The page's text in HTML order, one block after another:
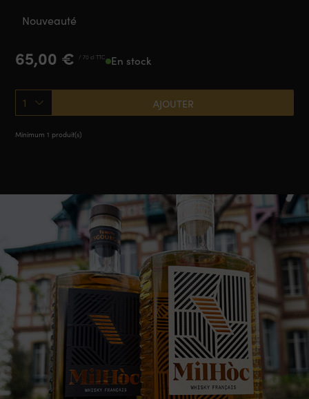
65,00 € / 70 cl TTC En stock
1 AJOUTER
Minimum 1 produit(s)
Nouveauté